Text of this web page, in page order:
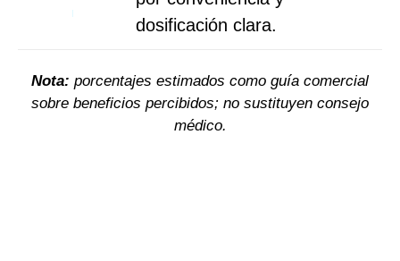
dosificación clara.
Nota: porcentajes estimados como guía comercial
sobre beneficios percibidos; no sustituyen consejo
médico.